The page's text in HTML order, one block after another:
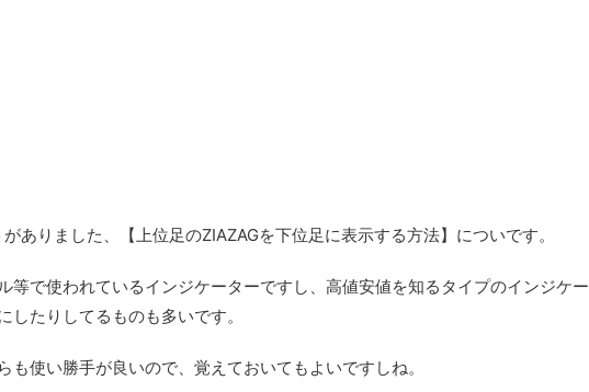
ありました、【上位足のZIAZAGを下位足に表示する方法】についです。
等で使われているインジケーターですし、高値安値を知るタイプのインジケー
したりしてるものも多いです。
も使い勝手が良いので、覚えておいてもよいですしね。